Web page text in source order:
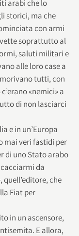
arabi che lo
storici, ma che
con armi
soprattutto al
saluti militari e
alle loro case a
tutti, con
«nemici» a
di non lasciarci
e in un’Europa
mai veri fastidi per
di uno Stato arabo
da
che
Fiat per
in un ascensore,
E allora,